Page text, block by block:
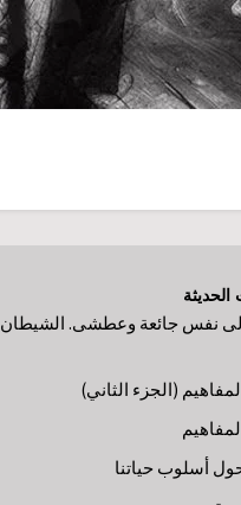
الحديثة
نفس جائعة وعطشى. الشيطان
(الجزء الثاني)
أسلوب حياتنا